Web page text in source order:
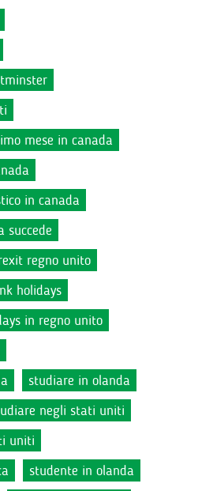
mese in canada
in canada
succede
regno unito
holidays
in regno unito
studiare in olanda
negli stati uniti
uniti
studente in olanda